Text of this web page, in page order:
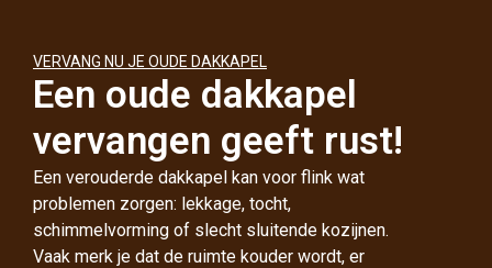
VERVANG NU JE OUDE DAKKAPEL
Een oude dakkapel
vervangen geeft rust!
Een verouderde dakkapel kan voor flink wat
problemen zorgen: lekkage, tocht,
schimmelvorming of slecht sluitende kozijnen.
Vaak merk je dat de ruimte kouder wordt, er